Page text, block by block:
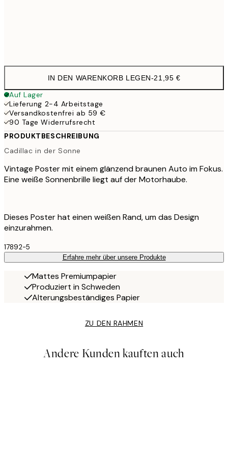
IN DEN WARENKORB LEGEN-21,95 €
Auf Lager
Lieferung 2-4 Arbeitstage
Versandkostenfrei ab 59 €
90 Tage Widerrufsrecht
PRODUKTBESCHREIBUNG
Cadillac in der Sonne
Vintage Poster mit einem glänzend braunen Auto im Fokus.
Eine weiße Sonnenbrille liegt auf der Motorhaube.
Dieses Poster hat einen weißen Rand, um das Design
einzurahmen.
17892-5
Erfahre mehr über unsere Produkte
Mattes Premiumpapier
Produziert in Schweden
Alterungsbeständiges Papier
ZU DEN RAHMEN
Andere Kunden kauften auch